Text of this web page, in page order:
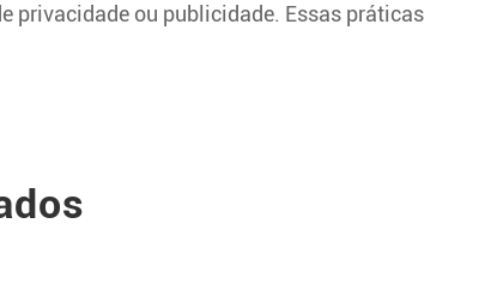
privacidade ou publicidade. Essas práticas